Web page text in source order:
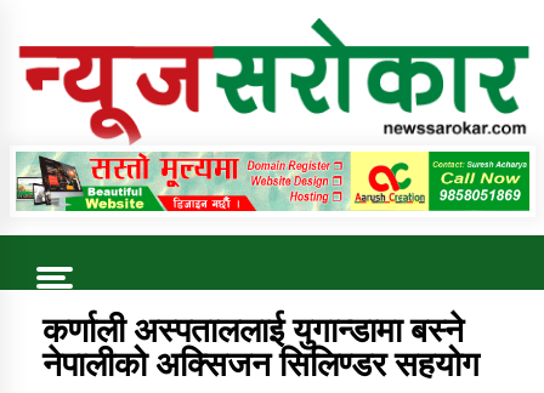
Online News Portal
Trending Now
कर्णाली अस्पताललाई युगान्डामा बस्ने
नेपालीको अक्सिजन सिलिण्डर सहयोग